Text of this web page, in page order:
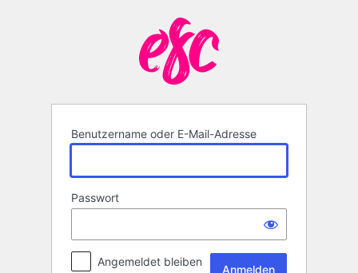
Benutzername oder E-Mail-Adresse
Passwort
Angemeldet bleiben